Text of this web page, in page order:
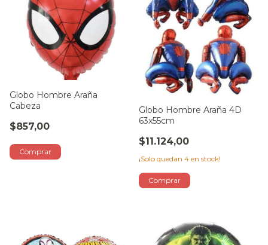
Globo Hombre Araña
Cabeza
$857,00
Globo Hombre Araña 4D
63x55cm
$11.124,00
¡Solo quedan 4 en stock!